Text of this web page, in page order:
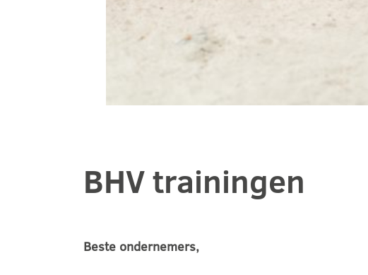
BHV trainingen
Beste ondernemers,